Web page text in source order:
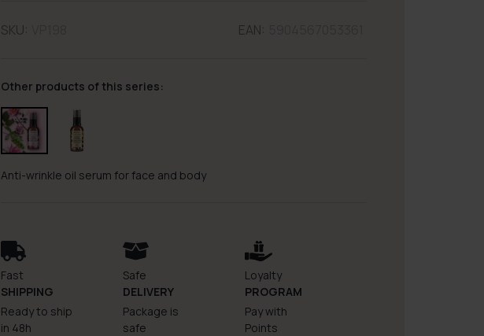
SKU: EAN:
Other products of this series:
Anti-wrinkle oil serum for face and body
Fast
SHIPPING
Ready to ship
in 48h
Safe
DELIVERY
Package is
safe
Loyalty
PROGRAM
Pay with
Points